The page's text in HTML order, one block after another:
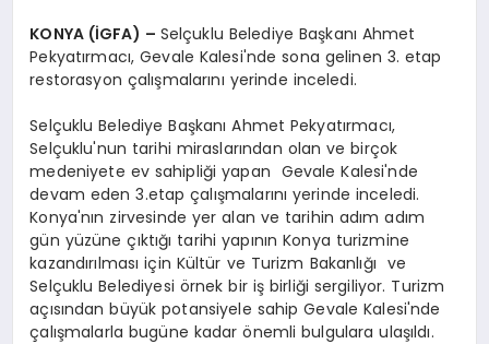
KONYA (İGFA) – Selçuklu Belediye Başkanı Ahmet
Pekyatırmacı, Gevale Kalesi'nde sona gelinen 3. etap
restorasyon çalışmalarını yerinde inceledi.
Selçuklu Belediye Başkanı Ahmet Pekyatırmacı,
Selçuklu'nun tarihi miraslarından olan ve birçok
medeniyete ev sahipliği yapan Gevale Kalesi'nde
devam eden 3.etap çalışmalarını yerinde inceledi.
Konya'nın zirvesinde yer alan ve tarihin adım adım
gün yüzüne çıktığı tarihi yapının Konya turizmine
kazandırılması için Kültür ve Turizm Bakanlığı ve
Selçuklu Belediyesi örnek bir iş birliği sergiliyor. Turizm
açısından büyük potansiyele sahip Gevale Kalesi'nde
çalışmalarla bugüne kadar önemli bulgulara ulaşıldı.